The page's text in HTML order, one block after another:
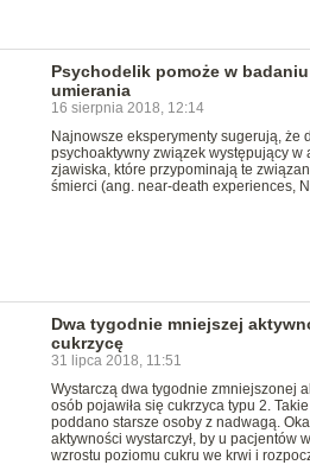
Psychodelik pomoże w
umierania
16 sierpnia 2018, 12:14
Najnowsze eksperymenty sugerują, że
psychoaktywny związek występujący w
zjawiska, które przypominają te
śmierci (ang. near-death experiences,
Dwa tygodnie mniejszej
cukrzycę
31 lipca 2018, 11:51
Wystarczą dwa tygodnie zmniejszonej
osób pojawiła się cukrzyca typu 2.
poddano starsze osoby z nadwagą.
aktywności wystarczył, by u pacjentów
wzrostu poziomu cukru we krwi i